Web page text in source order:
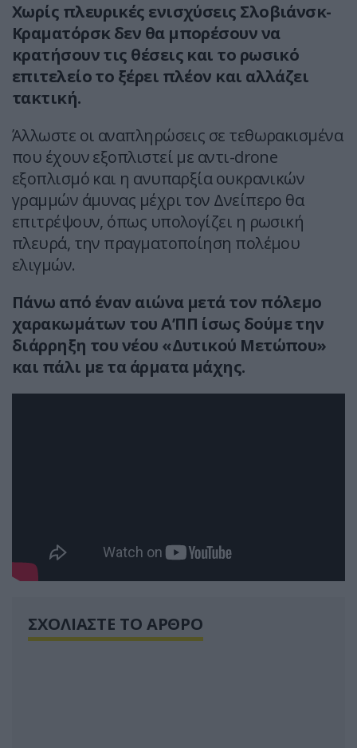
Χωρίς πλευρικές ενισχύσεις Σλοβιάνσκ-
Κραματόρσκ δεν θα μπορέσουν να
κρατήσουν τις θέσεις και το ρωσικό
επιτελείο το ξέρει πλέον και αλλάζει
τακτική.
Άλλωστε οι αναπληρώσεις σε τεθωρακισμένα
που έχουν εξοπλιστεί με αντι-drone
εξοπλισμό και η ανυπαρξία ουκρανικών
γραμμών άμυνας μέχρι τον Δνείπερο θα
επιτρέψουν, όπως υπολογίζει η ρωσική
πλευρά, την πραγματοποίηση πολέμου
ελιγμών.
Πάνω από έναν αιώνα μετά τον πόλεμο
χαρακωμάτων του Α’ΠΠ ίσως δούμε την
διάρρηξη του νέου «Δυτικού Μετώπου»
και πάλι με τα άρματα μάχης.
ΣΧΟΛΙΑΣΤΕ ΤΟ ΑΡΘΡΟ